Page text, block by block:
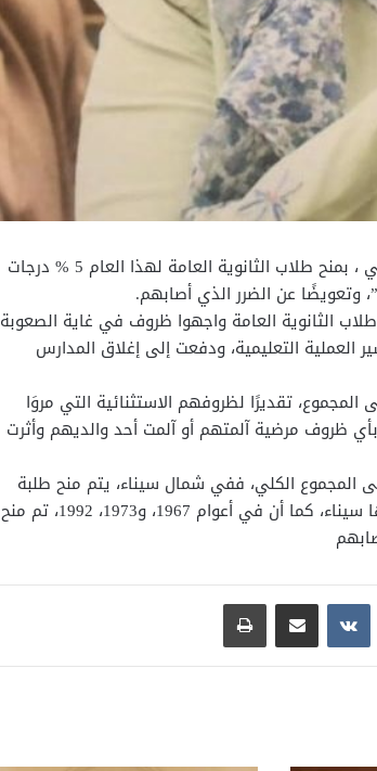
تقدمت إيمان خضر، عضو مجلس النواب، اليوم الأربعاء، بمقترح برلماني ، بمنح طلاب الثانوية العامة لهذا العام 5 % درجات
وتعويضًا عن الضرر الذي أصابهم.
طلاب الثانوية العامة واجهوا ظروف في غاية الصعوبة
العملية التعليمية، ودفعت إلى إغلاق المدارس
الثانوية العامة في مصر 5 % درجات على المجموع، تقديرًا لظروفهم الاستثنائية التي مروَا
بأي ظروف مرضية آلمتهم أو آلمت أحد والديهم وأثرت
المجموع الكلي، ففي شمال سيناء، يتم منح طلبة
الثانوية العامة 2 % على المجموع نتيجة للظروف التي تعيشها فيها سيناء، كما أن في أعوام 1967، و1973، 1992، تم منح
مشاركة عبر البريد طباعة